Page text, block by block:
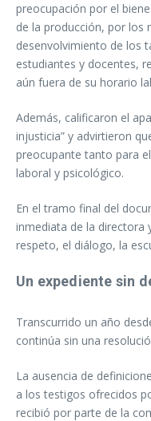
preocupación por el
de la producción, por los
desenvolvimiento de los
estudiantes y docentes,
aún fuera de su horario
Además, calificaron el
injusticia” y advirtieron
preocupante tanto para
laboral y psicológico.
En el tramo final del
inmediata de la directora
respeto, el diálogo, la
Un expediente sin
Transcurrido un año
continúa sin una
La ausencia de
a los testigos ofrecidos
recibió por parte de la